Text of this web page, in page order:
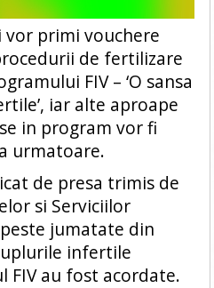
vor primi vouchere
de fertilizare
FIV – ‘O sansa
iar alte aproape
in program vor fi
urmatoare.
de presa trimis de
si Serviciilor
jumatate din
infertile
FIV au fost acordate.